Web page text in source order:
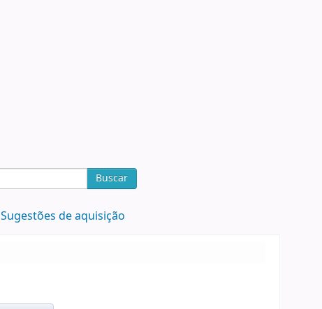
Buscar
Sugestões de aquisição